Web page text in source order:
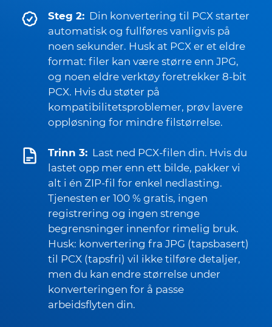
Steg 2: Din konvertering til PCX starter
automatisk og fullføres vanligvis på
noen sekunder. Husk at PCX er et eldre
format: filer kan være større enn JPG,
og noen eldre verktøy foretrekker 8-bit
PCX. Hvis du støter på
kompatibilitetsproblemer, prøv lavere
oppløsning for mindre filstørrelse.
Trinn 3: Last ned PCX-filen din. Hvis du
lastet opp mer enn ett bilde, pakker vi
alt i én ZIP-fil for enkel nedlasting.
Tjenesten er 100 % gratis, ingen
registrering og ingen strenge
begrensninger innenfor rimelig bruk.
Husk: konvertering fra JPG (tapsbasert)
til PCX (tapsfri) vil ikke tilføre detaljer,
men du kan endre størrelse under
konverteringen for å passe
arbeidsflyten din.